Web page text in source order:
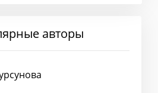
авторы